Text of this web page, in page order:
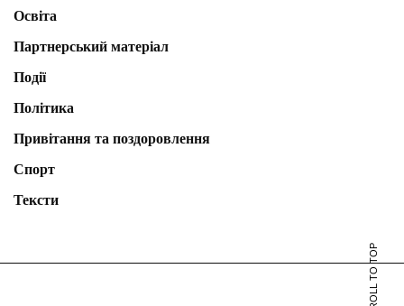
Освіта
Партнерський матеріал
Події
Політика
Привітання та поздоровлення
Спорт
Тексти
SCROLL TO TOP